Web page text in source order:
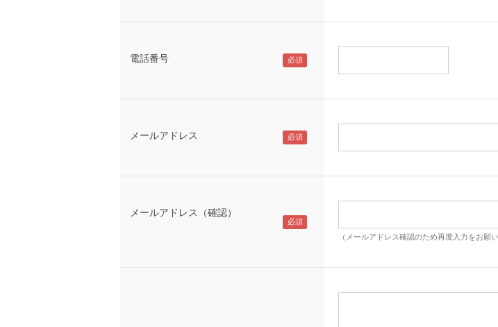
電話番号
メールアドレス
メールアドレス（確認）
（メールアドレス確認のため再度入力をお願